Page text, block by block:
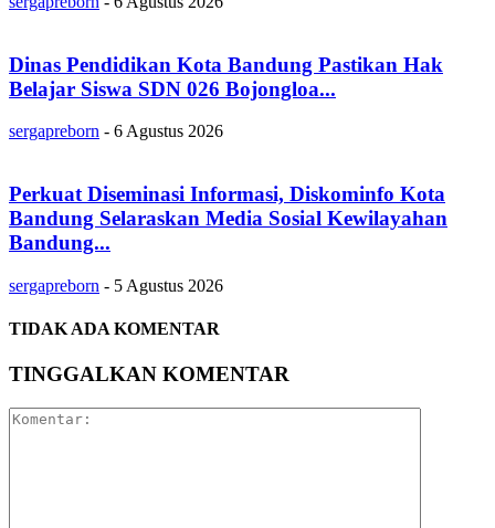
Dinas Pendidikan Kota Bandung Pastikan Hak
Belajar Siswa SDN 026 Bojongloa...
sergapreborn - 6 Agustus 2026
Perkuat Diseminasi Informasi, Diskominfo Kota
Bandung Selaraskan Media Sosial Kewilayahan
Bandung...
sergapreborn - 5 Agustus 2026
TIDAK ADA KOMENTAR
TINGGALKAN KOMENTAR